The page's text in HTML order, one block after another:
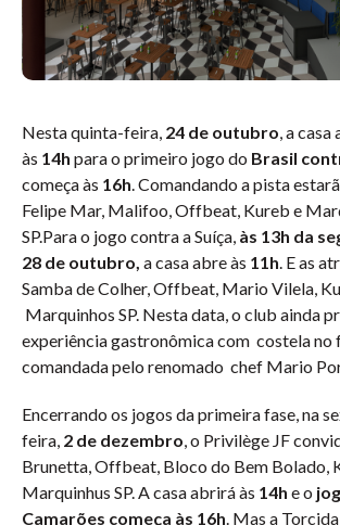
Nesta quinta-feira, 24 de outubro , a
às 14h para o primeiro jogo do Brasil
começa às 16h . Comandando a pista
Felipe Mar, Malifoo, Offbeat, Kureb e
SP.Para o jogo contra a Suíça, às 13h da
28 de outubro, a casa abre às 11h . E as
Samba de Colher, Offbeat, Mario Vilela,
Marquinhos SP. Nesta data, o club ainda
experiência gastronômica com costela no
comandada pelo renomado chef Mario
Encerrando os jogos da primeira fase, na
feira, 2 de dezembro , o Privilège JF
Brunetta, Offbeat, Bloco do Bem Bolado,
Marquinhus SP. A casa abrirá às 14h e o
Camarões começa às 16h . Mas a